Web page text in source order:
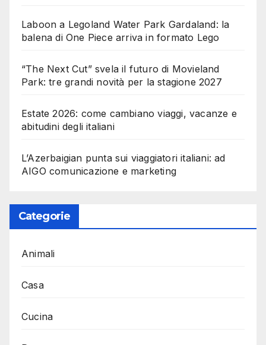
Laboon a Legoland Water Park Gardaland: la
balena di One Piece arriva in formato Lego
“The Next Cut” svela il futuro di Movieland
Park: tre grandi novità per la stagione 2027
Estate 2026: come cambiano viaggi, vacanze e
abitudini degli italiani
L’Azerbaigian punta sui viaggiatori italiani: ad
AIGO comunicazione e marketing
Categorie
Animali
Casa
Cucina